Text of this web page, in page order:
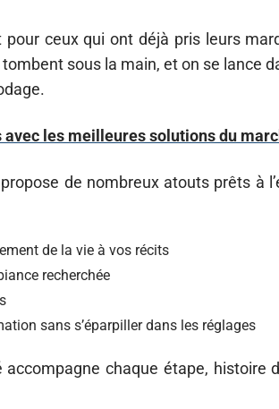
ceux qui ont déjà pris leurs
sous la main, et on se lance
les meilleures solutions du
de nombreux atouts prêts à
de la vie à vos récits
recherchée
sans s’éparpiller dans les réglages
chaque étape, histoire